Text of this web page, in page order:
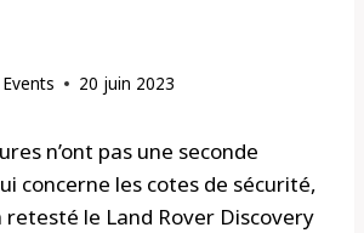
20 juin 2023
n’ont pas une seconde
concerne les cotes de sécurité,
retesté le Land Rover Discovery